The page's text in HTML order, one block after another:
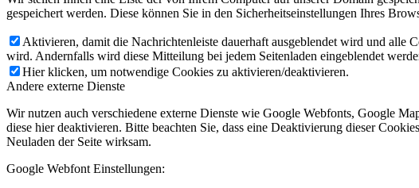
gespeichert werden. Diese können Sie in den Sicherheitseinstellungen Ihres
Aktivieren, damit die Nachrichtenleiste dauerhaft ausgeblendet wird und alle
wird. Andernfalls wird diese Mitteilung bei jedem Seitenladen eingeblendet
Hier klicken, um notwendige Cookies zu aktivieren/deaktivieren.
Andere externe Dienste
Wir nutzen auch verschiedene externe Dienste wie Google Webfonts, Google
diese hier deaktivieren. Bitte beachten Sie, dass eine Deaktivierung dieser
Neuladen der Seite wirksam.
Google Webfont Einstellungen: